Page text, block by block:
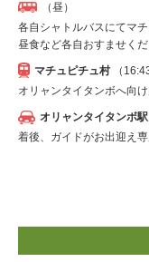
（昼）
各自シャトルバスにてマ
昼食など各自おすませくだ
マチュピチュ村
（
オリャンタイタンボへ向
オリャンタイタンボ駅
着後、ガイドがお出迎え